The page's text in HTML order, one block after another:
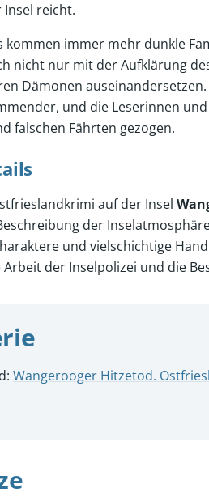
Insel reicht.
kommen immer mehr dunkle
nicht nur mit der Aufklärung
Dämonen
und die Leserinnen
falschen Fährten gezogen.
auf der Insel
der
und vielschichtige
Arbeit der Inselpolizei und die
Wangerooger Hitzetod.